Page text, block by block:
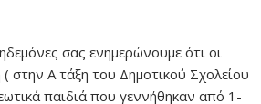
σας ενημερώνουμε ότι οι
στην Α τάξη του Δημοτικού Σχολείου
παιδιά που γεννήθηκαν από 1-